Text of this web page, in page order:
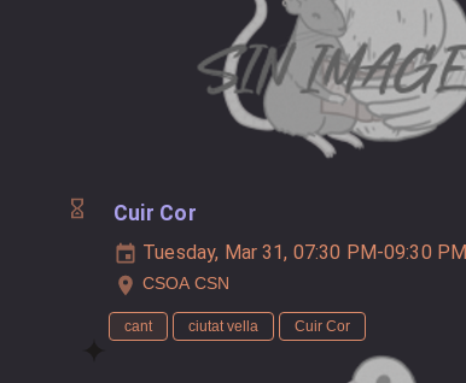
Cuir Cor
Tuesday, Mar 31, 07:30 PM-09:30 PM
CSOA CSN
cant ciutat vella Cuir Cor